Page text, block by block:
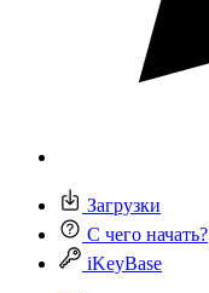
Загрузки
С чего начать?
iKeyBase